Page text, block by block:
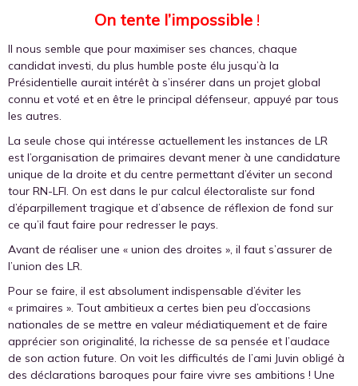
On tente l’impossible !
Il nous semble que pour maximiser ses chances, chaque
candidat investi, du plus humble poste élu jusqu’à la
Présidentielle aurait intérêt à s’insérer dans un projet global
connu et voté et en être le principal défenseur, appuyé par tous
les autres.
La seule chose qui intéresse actuellement les instances de LR
est l’organisation de primaires devant mener à une candidature
unique de la droite et du centre permettant d’éviter un second
tour RN-LFI. On est dans le pur calcul électoraliste sur fond
d’éparpillement tragique et d’absence de réflexion de fond sur
ce qu’il faut faire pour redresser le pays.
Avant de réaliser une « union des droites », il faut s’assurer de
l’union des LR.
Pour se faire, il est absolument indispensable d’éviter les
« primaires ». Tout ambitieux a certes bien peu d’occasions
nationales de se mettre en valeur médiatiquement et de faire
apprécier son originalité, la richesse de sa pensée et l’audace
de son action future. On voit les difficultés de l’ami Juvin obligé à
des déclarations baroques pour faire vivre ses ambitions ! Une